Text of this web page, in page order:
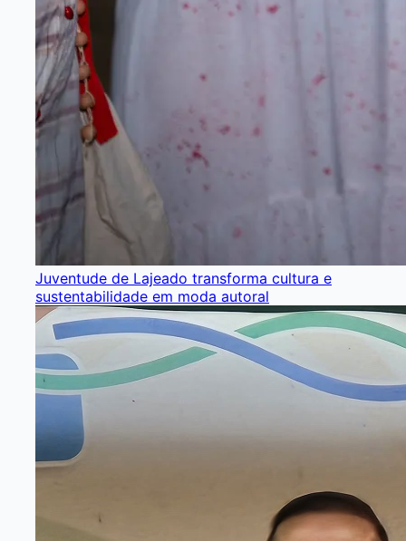
Juventude de Lajeado transforma cultura e
sustentabilidade em moda autoral